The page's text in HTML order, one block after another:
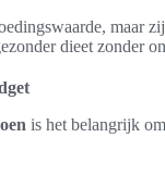
maar
dieet zonder
is het belangrijk